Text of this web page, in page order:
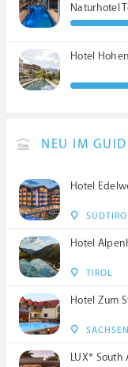
Naturhotel
****S
Hotel
NEU IM
Hotel
Hotel
TIROL
Hotel Zum
LUX* South